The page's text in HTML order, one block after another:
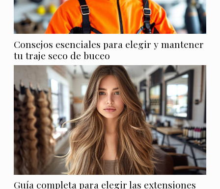
Consejos esenciales para elegir y mantener
tu traje seco de buceo
Guía completa para elegir las extensiones